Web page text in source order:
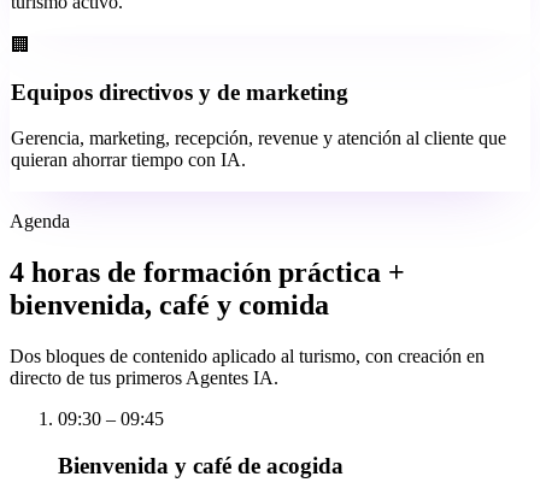
🏢
Equipos directivos y de marketing
Gerencia, marketing, recepción, revenue y atención al cliente que
quieran ahorrar tiempo con IA.
Agenda
4 horas de formación práctica +
bienvenida, café y comida
Dos bloques de contenido aplicado al turismo, con creación en
directo de tus primeros Agentes IA.
09:30 – 09:45
Bienvenida y café de acogida